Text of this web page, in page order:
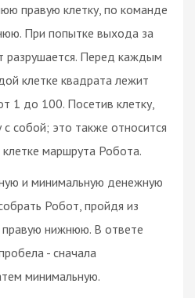
правую клетку, по команде
При попытке выхода за
разрушается. Перед каждым
клетке квадрата лежит
1 до 100. Посетив клетку,
собой; это также относится
маршрута Робота.
и минимальную денежную
Робот, пройдя из
правую нижнюю. В ответе
- сначала
минимальную.